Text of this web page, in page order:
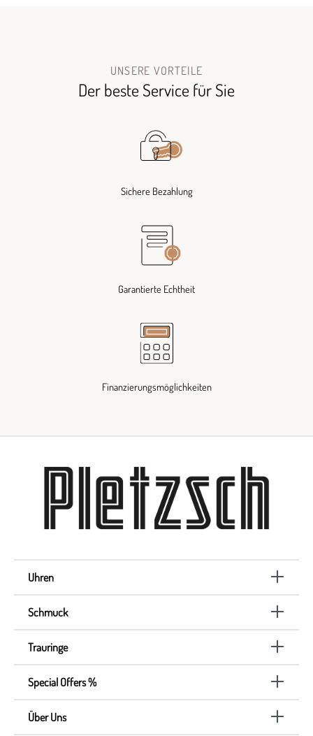
UNSERE VORTEILE
Der beste Service für Sie
Sichere Bezahlung
Garantierte Echtheit
Finanzierungsmöglichkeiten
Uhren
Schmuck
Trauringe
Special Offers %
Über Uns